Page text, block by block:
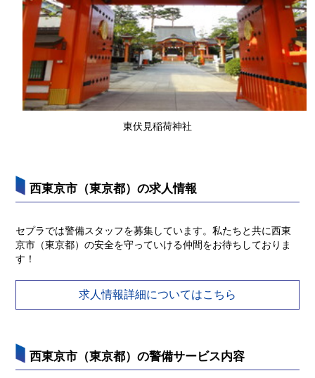
東伏見稲荷神社
西東京市（東京都）の求人情報
セプラでは警備スタッフを募集しています。私たちと共に西東
京市（東京都）の安全を守っていける仲間をお待ちしておりま
す！
求人情報詳細についてはこちら
西東京市（東京都）の警備サービス内容